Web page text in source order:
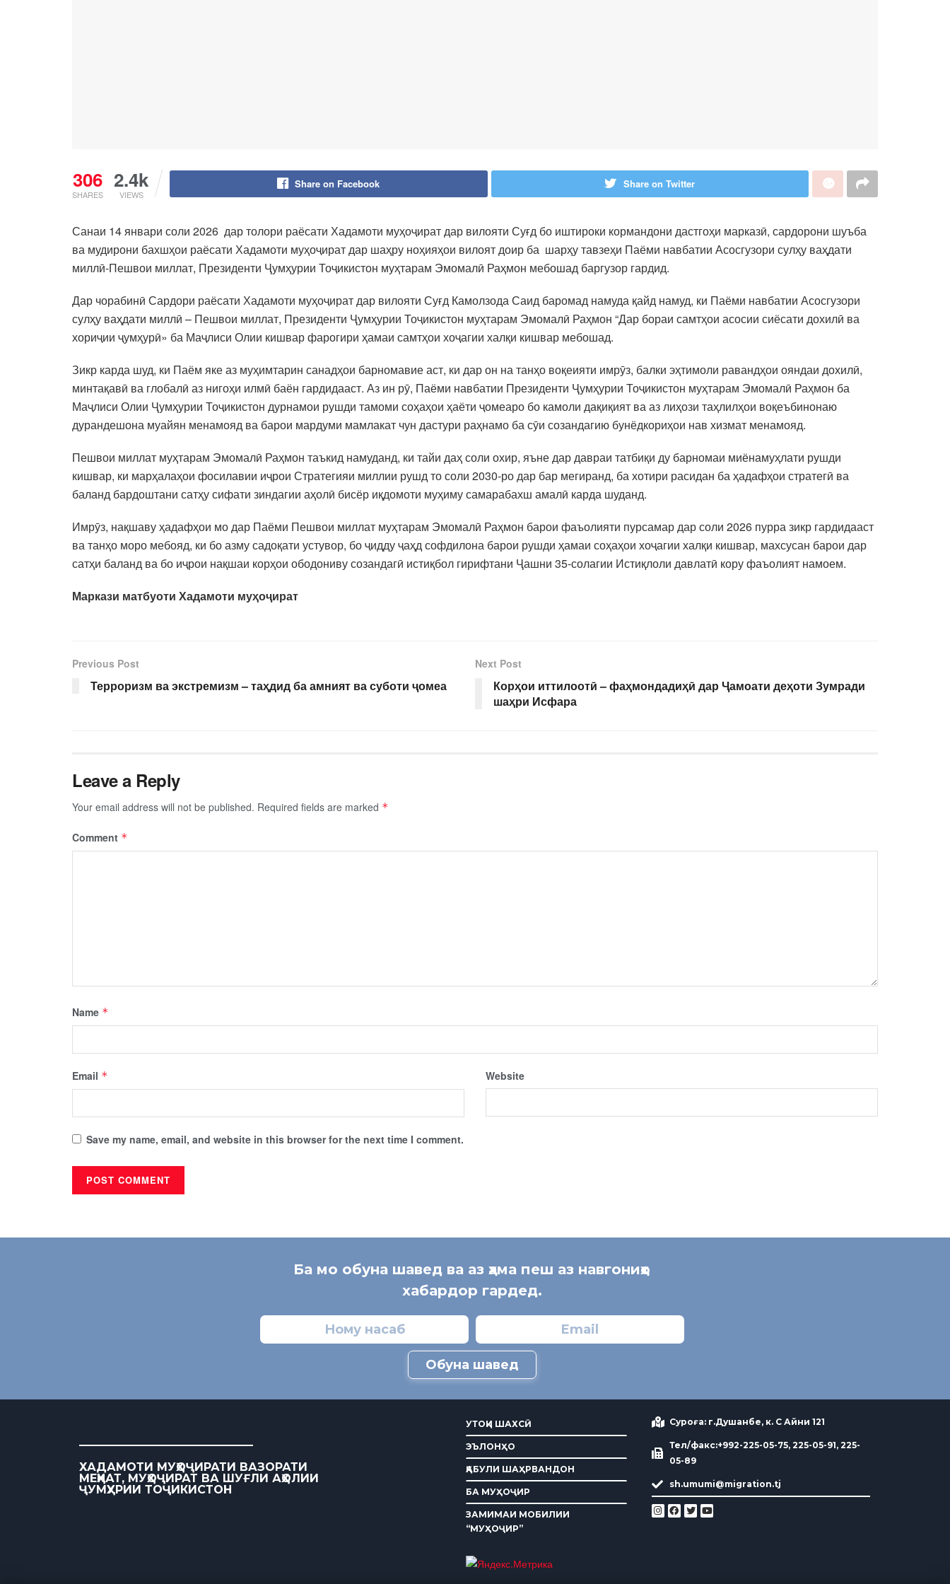
306
SHARES
2.4k
VIEWS
Share on Facebook Share on Twitter
Санаи 14 январи соли 2026 дар толори раёсати Хадамоти муҳоҷират дар вилояти Суғд бо иштироки кормандони дастгоҳи марказӣ, сардорони шуъба
ва мудирони бахшҳои раёсати Хадамоти муҳоҷират дар шаҳру ноҳияҳои вилоят доир ба шарҳу тавзеҳи Паёми навбатии Асосгузори сулҳу ваҳдати
миллӣ-Пешвои миллат, Президенти Ҷумҳурии Тоҷикистон муҳтарам Эмомалӣ Раҳмон мебошад баргузор гардид.
Дар чорабинӣ Сардори раёсати Хадамоти муҳоҷират дар вилояти Суғд Камолзода Саид баромад намуда қайд намуд, ки Паёми навбатии Асосгузори
сулҳу ваҳдати миллӣ – Пешвои миллат, Президенти Ҷумҳурии Тоҷикистон муҳтарам Эмомалӣ Раҳмон “Дар бораи самтҳои асосии сиёсати дохилӣ ва
хориҷии ҷумҳурӣ» ба Маҷлиси Олии кишвар фарогири ҳамаи самтҳои хоҷагии халқи кишвар мебошад.
Зикр карда шуд, ки Паём яке аз муҳимтарин санадҳои барномавие аст, ки дар он на танҳо воқеияти имрӯз, балки эҳтимоли равандҳои ояндаи дохилӣ,
минтақавӣ ва глобалӣ аз нигоҳи илмӣ баён гардидааст. Аз ин рӯ, Паёми навбатии Президенти Ҷумҳурии Тоҷикистон муҳтарам Эмомалӣ Раҳмон ба
Маҷлиси Олии Ҷумҳурии Тоҷикистон дурнамои рушди тамоми соҳаҳои ҳаёти ҷомеаро бо камоли дақиқият ва аз лиҳози таҳлилҳои воқеъбинонаю
дурандешона муайян менамояд ва барои мардуми мамлакат чун дастури раҳнамо ба сӯи созандагию бунёдкориҳои нав хизмат менамояд.
Пешвои миллат муҳтарам Эмомалӣ Раҳмон таъкид намуданд, ки тайи даҳ соли охир, яъне дар давраи татбиқи ду барномаи миёнамуҳлати рушди
кишвар, ки марҳалаҳои фосилавии иҷрои Стратегияи миллии рушд то соли 2030-ро дар бар мегиранд, ба хотири расидан ба ҳадафҳои стратегӣ ва
баланд бардоштани сатҳу сифати зиндагии аҳолӣ бисёр иқдомоти муҳиму самарабахш амалӣ карда шуданд.
Имрӯз, нақшаву ҳадафҳои мо дар Паёми Пешвои миллат муҳтарам Эмомалӣ Раҳмон барои фаъолияти пурсамар дар соли 2026 пурра зикр гардидааст
ва танҳо моро мебояд, ки бо азму садоқати устувор, бо ҷидду ҷаҳд софдилона барои рушди ҳамаи соҳаҳои хоҷагии халқи кишвар, махсусан барои дар
сатҳи баланд ва бо иҷрои нақшаи корҳои ободониву созандагӣ истиқбол гирифтани Ҷашни 35-солагии Истиқлоли давлатӣ кору фаъолият намоем.
Маркази матбуоти Хадамоти муҳоҷират
Previous Post
Терроризм ва экстремизм – таҳдид ба амният ва суботи ҷомеа
Next Post
Корҳои иттилоотӣ – фаҳмондадиҳӣ дар Ҷамоати деҳоти Зумради
шаҳри Исфара
Leave a Reply
Your email address will not be published. Required fields are marked *
Comment *
Name *
Email * Website
Save my name, email, and website in this browser for the next time I comment.
Ба мо обуна шавед ва аз ҳама пеш аз навгониҳо
хабардор гардед.
Обуна шавед
ХАДАМОТИ МУҲОҶИРАТИ ВАЗОРАТИ
МЕҲНАТ, МУҲОҶИРАТ ВА ШУҒЛИ АҲОЛИИ
ҶУМҲУРИИ ТОҶИКИСТОН
УТОҚИ ШАХСӢ
ЭЪЛОНҲО
ҚАБУЛИ ШАҲРВАНДОН
БА МУҲОҶИР
ЗАМИМАИ МОБИЛИИ
“МУҲОҶИР”
Суроға: г.Душанбе, к. С Айни 121
Тел/факс:+992-225-05-75, 225-05-91, 225-
05-89
sh.umumi@migration.tj